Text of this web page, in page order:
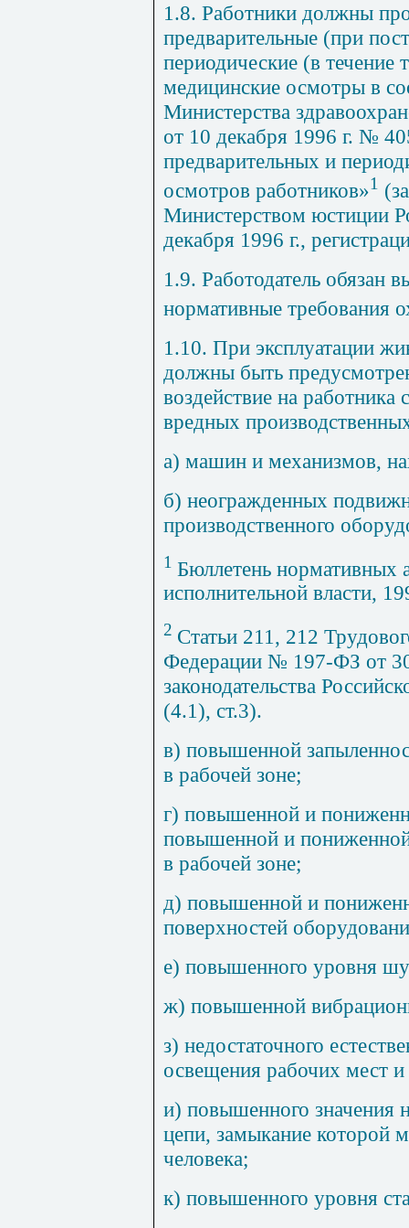
1.8. Работники должны
предварительные (при
периодические (в течение
медицинские осмотры в
Министерства
от 10 декабря 1996 г. №
предварительных и
осмотров работников»1
Министерством юстиции
декабря 1996 г.,
1.9. Работодатель обязан
нормативные требования
1.10. При эксплуатации
должны быть
воздействие на
вредных
а) машин и механизмов,
б) неогражденных
производственного
1 Бюллетень нормативных
исполнительной власти,
2 Статьи 211, 212
Федерации № 197-ФЗ от
законодательства
(4.1), ст.3).
в) повышенной
в рабочей зоне;
г) повышенной и
повышенной и
в рабочей зоне;
д) повышенной и
поверхностей
е) повышенного уровня
ж) повышенной
з) недостаточного
освещения рабочих мест
и) повышенного значения
цепи, замыкание которой
человека;
к) повышенного уровня